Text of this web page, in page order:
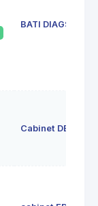
BATI DIAGS
Cabinet DECI